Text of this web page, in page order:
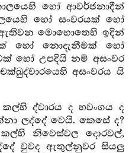
හෝ ආවර්ජනාදීන්
හෝ සංවරයක් හෝ
මොහොතෙහි ඉදින්
හෝ නොදැනීමක් හෝ
හෝ උපදියි නම් අසංවර
අසංවරය යි
ද්වාරය ද භවංගය ද
ලද්දේ වෙයි. කෙසේ ද?
නිවෙස්වල දොරවල්,
වුවද ඇතුල්නුවර සියලු